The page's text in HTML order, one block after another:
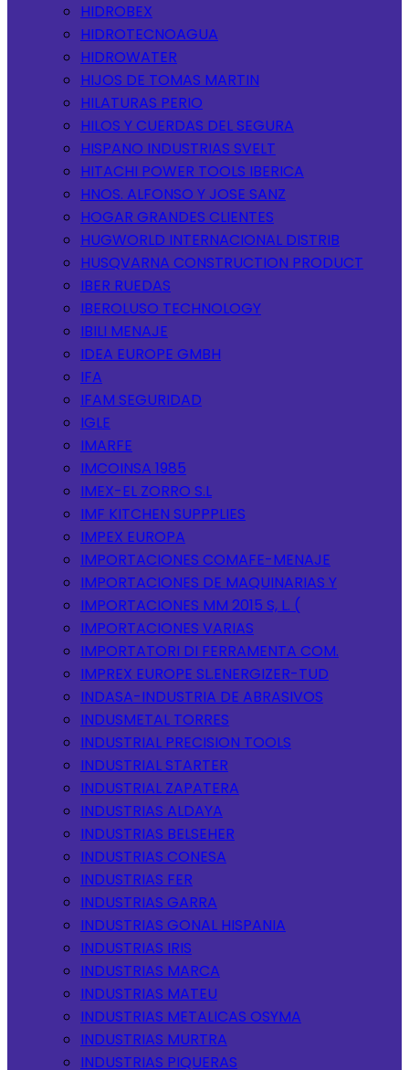
HIDROBEX
HIDROTECNOAGUA
HIDROWATER
HIJOS DE TOMAS MARTIN
HILATURAS PERIO
HILOS Y CUERDAS DEL SEGURA
HISPANO INDUSTRIAS SVELT
HITACHI POWER TOOLS IBERICA
HNOS. ALFONSO Y JOSE SANZ
HOGAR GRANDES CLIENTES
HUGWORLD INTERNACIONAL DISTRIB
HUSQVARNA CONSTRUCTION PRODUCT
IBER RUEDAS
IBEROLUSO TECHNOLOGY
IBILI MENAJE
IDEA EUROPE GMBH
IFA
IFAM SEGURIDAD
IGLE
IMARFE
IMCOINSA 1985
IMEX-EL ZORRO S.L
IMF KITCHEN SUPPPLIES
IMPEX EUROPA
IMPORTACIONES COMAFE-MENAJE
IMPORTACIONES DE MAQUINARIAS Y
IMPORTACIONES MM 2015 S, L. (
IMPORTACIONES VARIAS
IMPORTATORI DI FERRAMENTA COM.
IMPREX EUROPE SL.ENERGIZER-TUD
INDASA-INDUSTRIA DE ABRASIVOS
INDUSMETAL TORRES
INDUSTRIAL PRECISION TOOLS
INDUSTRIAL STARTER
INDUSTRIAL ZAPATERA
INDUSTRIAS ALDAYA
INDUSTRIAS BELSEHER
INDUSTRIAS CONESA
INDUSTRIAS FER
INDUSTRIAS GARRA
INDUSTRIAS GONAL HISPANIA
INDUSTRIAS IRIS
INDUSTRIAS MARCA
INDUSTRIAS MATEU
INDUSTRIAS METALICAS OSYMA
INDUSTRIAS MURTRA
INDUSTRIAS PIQUERAS